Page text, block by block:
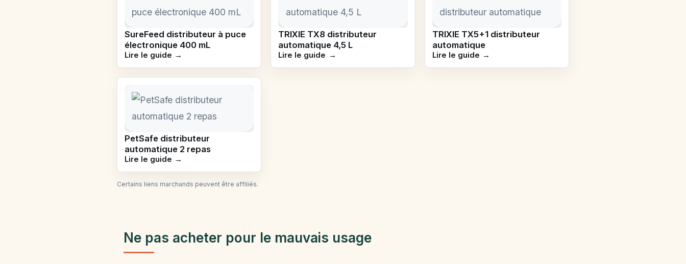
SureFeed distributeur à puce
électronique 400 mL
Lire le guide
TRIXIE TX8 distributeur
automatique 4,5 L
Lire le guide
TRIXIE TX5+1 distributeur
automatique
Lire le guide
PetSafe distributeur
automatique 2 repas
Lire le guide
Certains liens marchands peuvent être affiliés.
Ne pas acheter pour le mauvais usage